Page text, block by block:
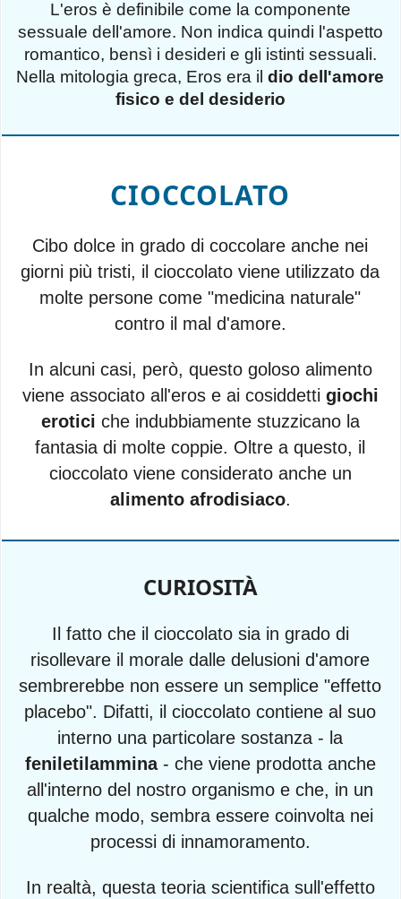
L'eros è definibile come la componente
sessuale dell'amore. Non indica quindi l'aspetto
romantico, bensì i desideri e gli istinti sessuali.
Nella mitologia greca, Eros era ildio dell'amore
fisico e del desiderio
CIOCCOLATO
Cibo dolce in grado di coccolare anche nei
giorni più tristi, il cioccolato viene utilizzato da
molte persone come "medicina naturale"
contro il mal d'amore.
In alcuni casi, però, questo goloso alimento
viene associato all'eros e ai cosiddetti giochi
erotici che indubbiamente stuzzicano la
fantasia di molte coppie. Oltre a questo, il
cioccolato viene considerato anche un
alimento afrodisiaco.
CURIOSITÀ
Il fatto che il cioccolato sia in grado di
risollevare il morale dalle delusioni d'amore
sembrerebbe non essere un semplice "effetto
placebo". Difatti, il cioccolato contiene al suo
interno una particolare sostanza - la
feniletilammina- che viene prodotta anche
all'interno del nostro organismo e che, in un
qualche modo, sembra essere coinvolta nei
processi di innamoramento.
In realtà, questa teoria scientifica sull'effetto